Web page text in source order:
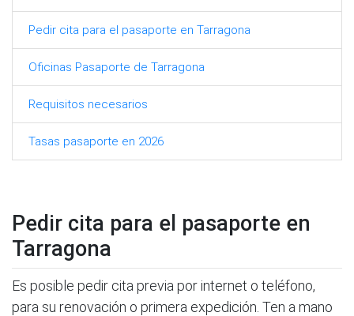
Pedir cita para el pasaporte en Tarragona
Oficinas Pasaporte de Tarragona
Requisitos necesarios
Tasas pasaporte en 2026
Pedir cita para el pasaporte en
Tarragona
Es posible pedir cita previa por internet o teléfono,
para su renovación o primera expedición. Ten a mano